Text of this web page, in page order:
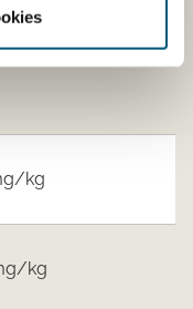
kg
kg